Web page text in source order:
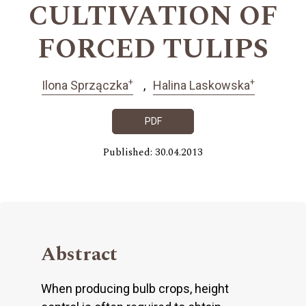
CULTIVATION OF
FORCED TULIPS
Ilona Sprzączka+ Halina Laskowska+
PDF
Published: 30.04.2013
Abstract
When producing bulb crops, height